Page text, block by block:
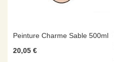
Peinture Charme Sable 500ml
20,05 €